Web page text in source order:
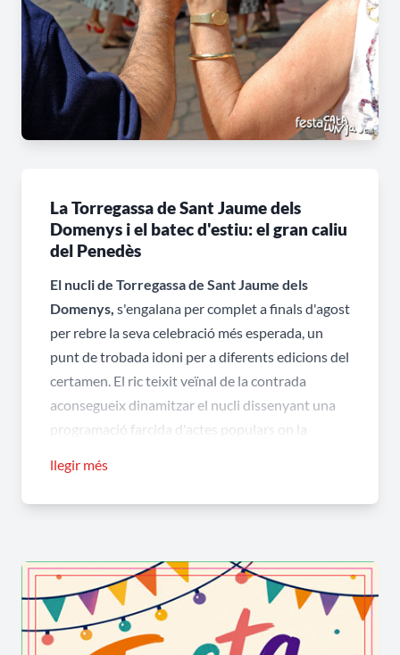
La Torregassa de Sant Jaume dels
Domenys i el batec d'estiu: el gran caliu
del Penedès
El nucli de Torregassa de Sant Jaume dels
Domenys, s'engalana per complet a finals d'agost
per rebre la seva celebració més esperada, un
punt de trobada idoni per a diferents edicions del
certamen. El ric teixit veïnal de la contrada
aconsegueix dinamitzar el nucli dissenyant una
programació farcida d'actes populars on la
cada racó d'història.
dedicada a Sant Antoni Abat que
s'adossa amb caràcter a la masia de Cal
Palau?
Aquest estimat conjunt arquitectònic, bastit
llegir més